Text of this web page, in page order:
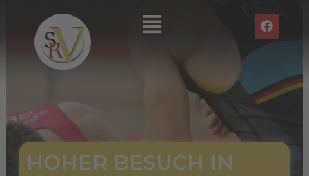
springen
Main
Menu
F
a
o
o
HOHER BESUCH IN